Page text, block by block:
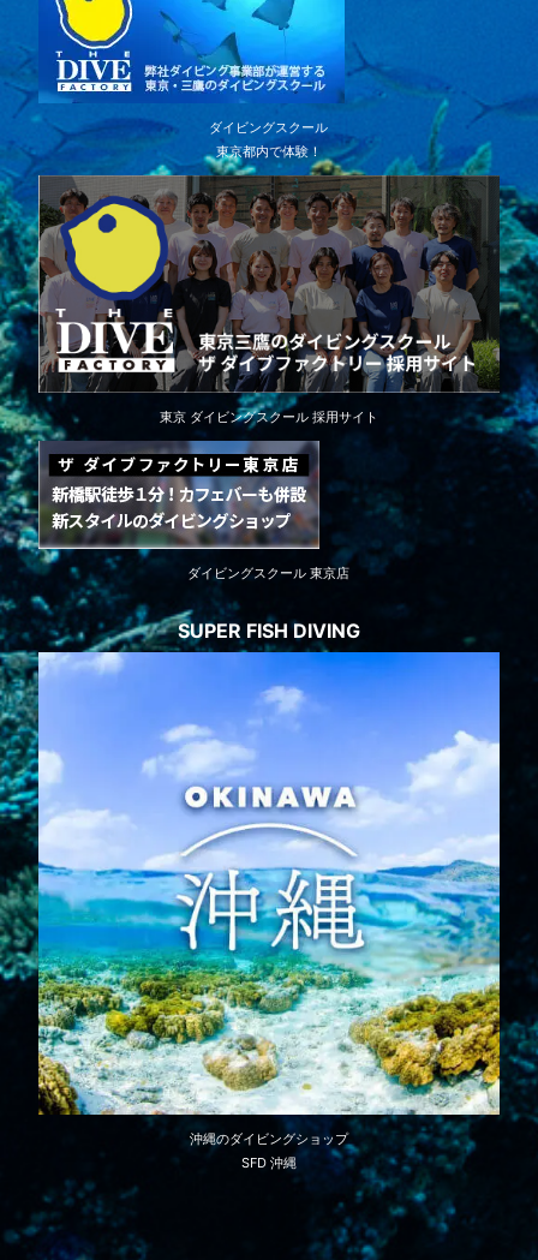
ダイビングスクール
東京都内で体験！
東京 ダイビングスクール 採用サイト
ダイビングスクール 東京店
SUPER FISH DIVING
沖縄のダイビングショップ
SFD 沖縄